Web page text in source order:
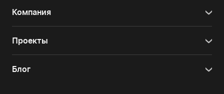
Компания
Проекты
Блог